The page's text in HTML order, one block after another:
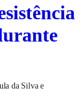
da Silva e